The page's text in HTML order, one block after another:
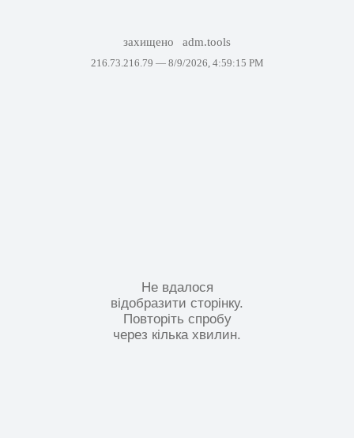
захищено adm.tools
216.73.216.79 — 8/9/2026, 4:59:15 PM
Не вдалося
відобразити сторінку.
Повторіть спробу
через кілька хвилин.